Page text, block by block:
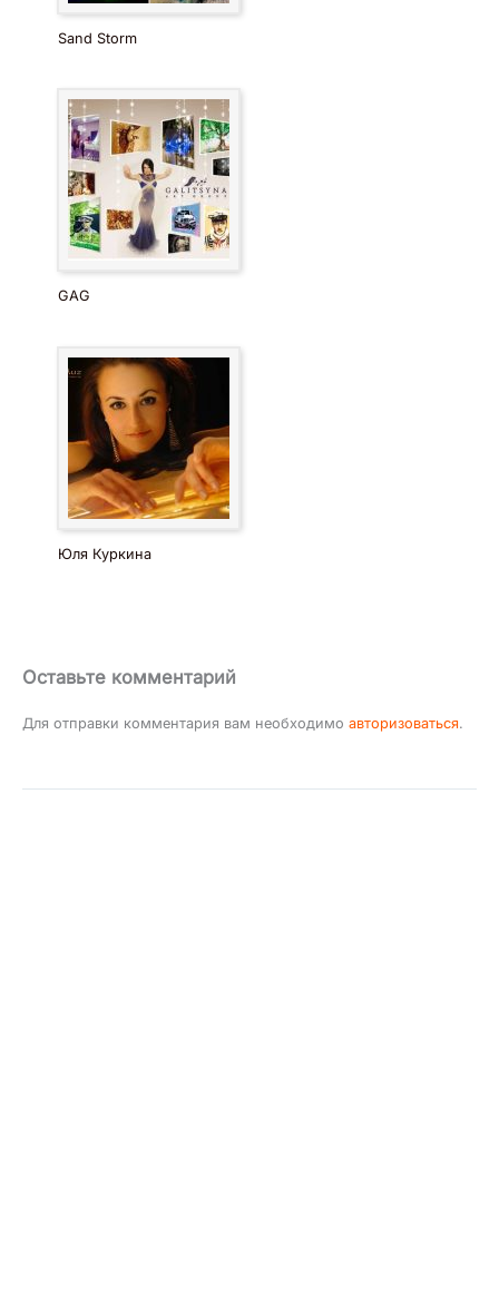
Sand Storm
GAG
Юля Куркина
Оставьте комментарий
Для отправки комментария вам необходимо авторизоваться.